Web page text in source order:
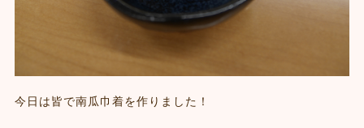
今日は皆で南瓜巾着を作りました！